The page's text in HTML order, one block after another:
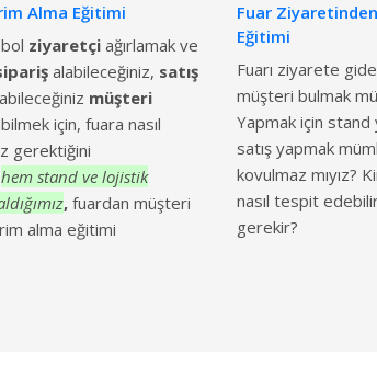
Alma Eğitimi
ziyaretçi ağırlamak ve
alabileceğiniz, satış
müşteri
için, fuara nasıl
gerektiğini
hem stand ve lojistik
, fuardan müşteri
alma eğitimi
Fuar
Eğitimi
Fuarı ziyarete
müşteri bulmak
Yapmak için stand
satış yapmak
kovulmaz mıyız?
nasıl tespit
gerekir?